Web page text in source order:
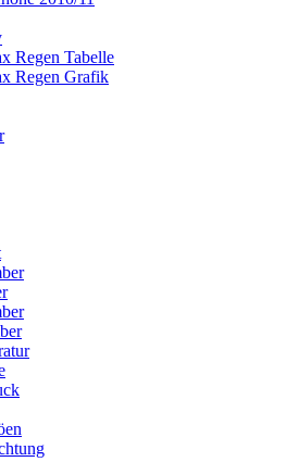
Regen Tabelle
Regen Grafik